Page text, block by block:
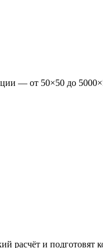
— от 50×50 до
расчёт и подготовят